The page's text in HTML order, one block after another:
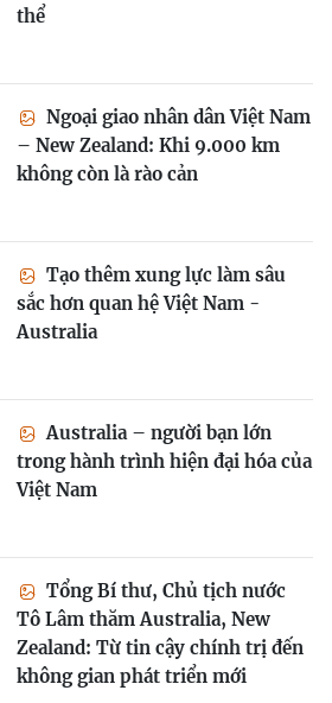
thể
Ngoại giao nhân dân Việt Nam
– New Zealand: Khi 9.000 km
không còn là rào cản
Tạo thêm xung lực làm sâu
sắc hơn quan hệ Việt Nam -
Australia
Australia – người bạn lớn
trong hành trình hiện đại hóa của
Việt Nam
Tổng Bí thư, Chủ tịch nước
Tô Lâm thăm Australia, New
Zealand: Từ tin cậy chính trị đến
không gian phát triển mới